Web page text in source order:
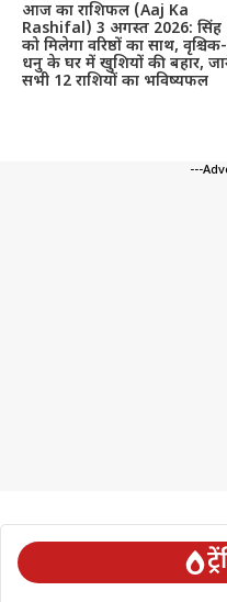
आज का राशिफल (Aaj Ka
Rashifal) 3 अगस्त 2026: सिंह
को मिलेगा वरिष्ठों का साथ, वृश्चिक-
धनु के घर में खुशियों की बहार,
सभी 12 राशियों का भविष्यफल
---